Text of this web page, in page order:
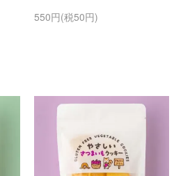
550円(税50円)